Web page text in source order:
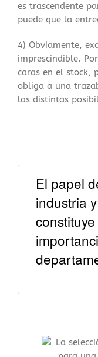
es trascendente
puede que la
4) Obviamente,
imprescindible.
caras en el stock,
obliga a una
las distintas
El papel
industria